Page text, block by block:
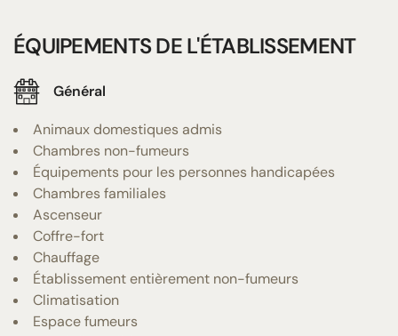
ÉQUIPEMENTS DE L'ÉTABLISSEMENT
Général
Animaux domestiques admis
Chambres non-fumeurs
Équipements pour les personnes handicapées
Chambres familiales
Ascenseur
Coffre-fort
Chauffage
Établissement entièrement non-fumeurs
Climatisation
Espace fumeurs